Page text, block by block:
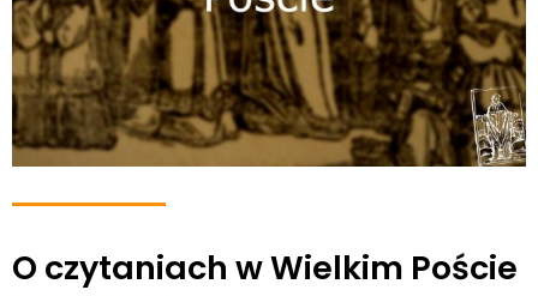
O czytaniach w Wielkim Poście